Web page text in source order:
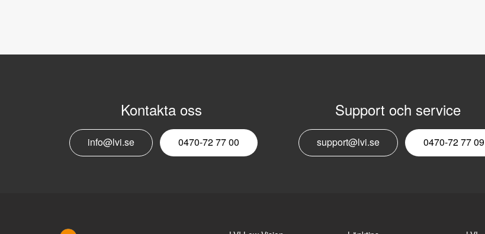
Kontakta oss
info@lvi.se 0470-72 77 00
Support och service
support@lvi.se 0470-72 77 09